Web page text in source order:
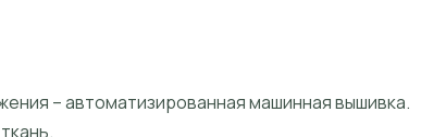
– автоматизированная машинная вышивка.